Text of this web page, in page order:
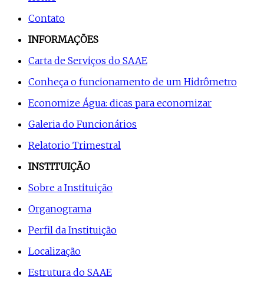
Contato
INFORMAÇÕES
Carta de Serviços do SAAE
Conheça o funcionamento de um Hidrômetro
Economize Água: dicas para economizar
Galeria do Funcionários
Relatorio Trimestral
INSTITUIÇÃO
Sobre a Instituição
Organograma
Perfil da Instituição
Localização
Estrutura do SAAE